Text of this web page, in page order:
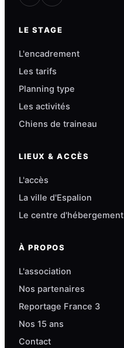
LE STAGE
L'encadrement
Les tarifs
Planning type
Les activités
Chiens de traineau
LIEUX & ACCÈS
L'accès
La ville d'Espalion
Le centre d'hébergement
À PROPOS
L'association
Nos partenaires
Reportage France 3
Nos 15 ans
Contact